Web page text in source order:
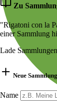
Zu
"Rigatoni con la
einer Sammlung
Lade
Neue
Name